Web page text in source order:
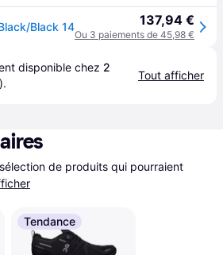
Black 14 137,94 €
Ou 3 paiements de 45,98 €
disponible chez 2
Tout afficher
de produits qui pourraient
Tendance